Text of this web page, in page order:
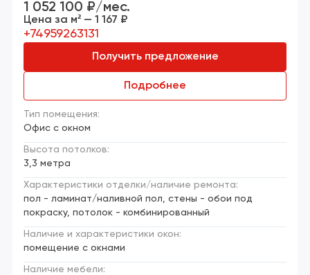
Тип помещения:
Офис с окном
Высота потолков:
3,3 метра
Характеристики отделки/наличие ремонта:
пол - ламинат/наливной пол, стены - обои под
покраску, потолок - комбинированный
Наличие и характеристики окон:
помещение с окнами
Наличие мебели:
1 052 100 ₽/мес.
Цена за м² — 1 167 ₽
+74959263131
Получить предложение
Подробнее